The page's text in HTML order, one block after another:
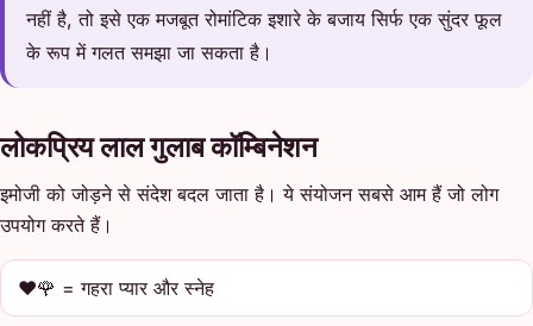
नहीं है, तो इसे एक मजबूत रोमांटिक इशारे के बजाय सिर्फ एक सुंदर फूल
के रूप में गलत समझा जा सकता है।
लोकप्रिय लाल गुलाब कॉम्बिनेशन
इमोजी को जोड़ने से संदेश बदल जाता है। ये संयोजन सबसे आम हैं जो लोग
उपयोग करते हैं।
❤️🌹 = गहरा प्यार और स्नेह